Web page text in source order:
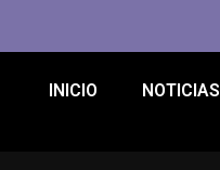
INICIO NOTICIAS